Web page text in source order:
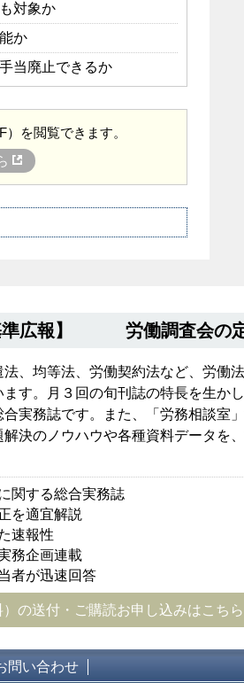
対象か
か
当廃止できるか
を閲覧できます。
準広報】 労働調査会の
、均等法、労働契約法など、労働
す。月３回の旬刊誌の特長を生か
実務誌です。また、「労務相談室
決のノウハウや各種資料データを
関する総合実務誌
を適宜解説
速報性
務企画連載
者が迅速回答
）の送付・ご購読お申し込みはこちら
問い合わせ